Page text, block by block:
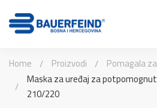
Home Proizvodi Pomagala
Maska za uređaj za
210/220